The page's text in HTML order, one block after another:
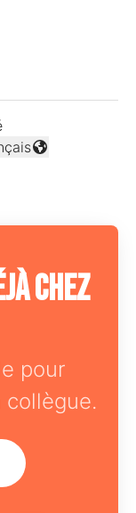
la langue
chez
pour